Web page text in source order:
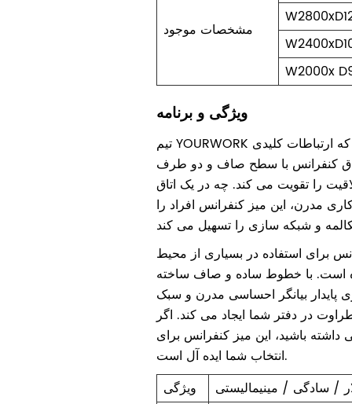
مشخصات موجود
W2000x
ویژگی و برنامه
تیم YOURWORK معتقد است، در دنیایی که ارتباطات کلیدی
کنفرانس با سطح صاف و دو طرف
را تقویت می کند. چه در یک اتاق
مدرن، این میز کنفرانس افراد را
برای استفاده در بسیاری از محیط
است. با خطوط ساده و صاف ساخته
بیانگر احساسی مدرن و سبک
در دفتر شما ایجاد می کند. اگر
داشته باشید، این میز کنفرانس برای
انتخاب شما ایده آل است.
ویژگی
/ سادگی / مینیمالیستی